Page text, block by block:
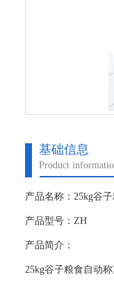
基础信息
Product
产品名称：25kg谷
产品型号：ZH
产品简介：
25kg谷子粮食自动